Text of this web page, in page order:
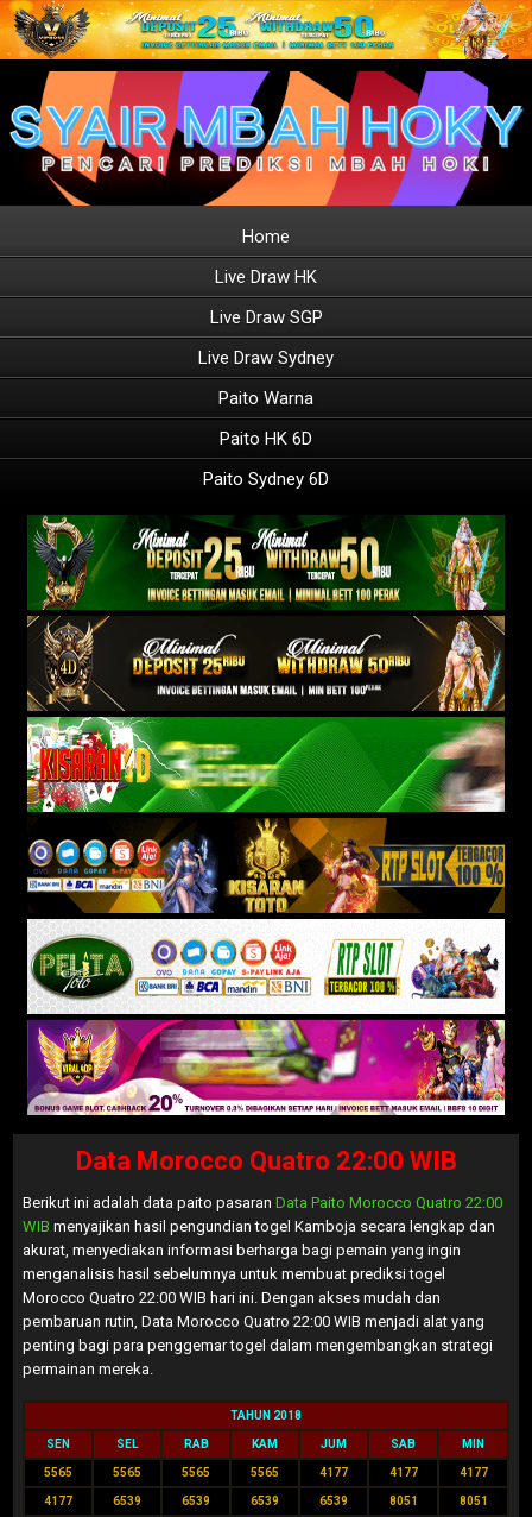
Home
Live Draw HK
Live Draw SGP
Live Draw Sydney
Paito Warna
Paito HK 6D
Paito Sydney 6D
Data Morocco Quatro 22:00 WIB
Berikut ini adalah data paito pasaran Data Paito Morocco Quatro 22:00
WIB menyajikan hasil pengundian togel Kamboja secara lengkap dan
akurat, menyediakan informasi berharga bagi pemain yang ingin
menganalisis hasil sebelumnya untuk membuat prediksi togel
Morocco Quatro 22:00 WIB hari ini. Dengan akses mudah dan
pembaruan rutin, Data Morocco Quatro 22:00 WIB menjadi alat yang
penting bagi para penggemar togel dalam mengembangkan strategi
permainan mereka.
TAHUN 2018
SEN SEL RAB KAM JUM SAB MIN
5565 5565 5565 5565 4177 4177 4177
4177 6539 6539 6539 6539 8051 8051